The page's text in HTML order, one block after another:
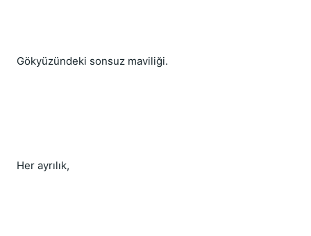
Gökyüzündeki sonsuz maviliği.
Her ayrılık,